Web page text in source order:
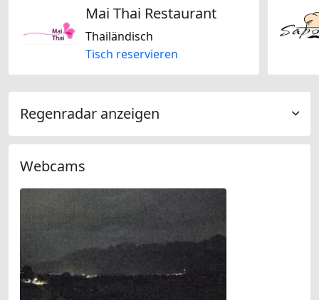
Mai Thai Restaurant
Thailändisch
Tisch reservieren
Regenradar anzeigen
Webcams